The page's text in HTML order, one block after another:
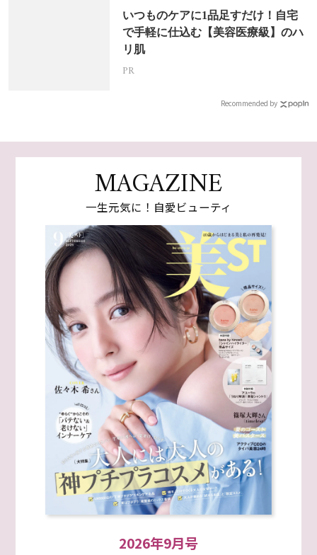
いつものケアに1品足すだけ！自宅
で手軽に仕込む【美容医療級】のハ
リ肌
PR
Recommended by
MAGAZINE
一生元気に！自愛ビューティ
2026年9月号